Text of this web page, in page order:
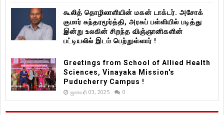
கூலித் தொழிலாளியின் மகன் டாக்டர். அசோக்
குமார் சுந்தரமூர்த்தி, அரசுப் பள்ளியில் படித்து
இன்று உலகின் சிறந்த விஞ்ஞானிகளின்
பட்டியலில் இடம் பெற்றுள்ளார் !
Greetings from School of Allied Health
Sciences, Vinayaka Mission's
Puducherry Campus !
ஜனவரி 03, 2025 0